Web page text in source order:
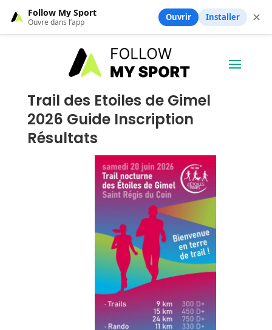
Trail des Etoiles de Gimel
2026 Guide Inscription
Résultats
Follow My Sport
Ouvre dans l’app Ouvrir Installer ✕